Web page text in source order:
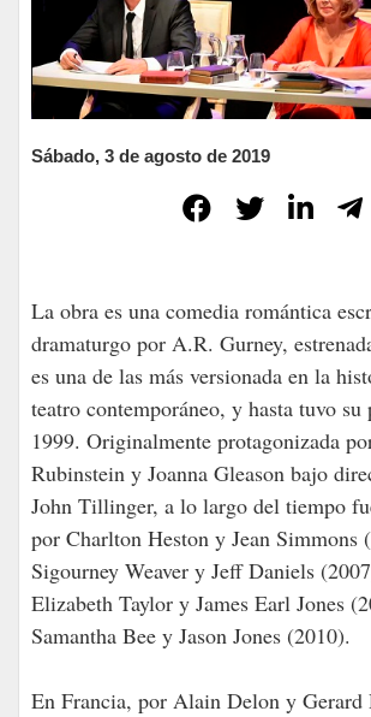
Sábado, 3 de agosto de 2019
La obra es una comedia romántica
dramaturgo por A.R. Gurney,
es una de las más versionada en la
teatro contemporáneo, y hasta tuvo su
1999. Originalmente protagonizada
Rubinstein y Joanna Gleason bajo
John Tillinger, a lo largo del tiempo
por Charlton Heston y Jean Simmons
Sigourney Weaver y Jeff Daniels
Elizabeth Taylor y James Earl Jones
Samantha Bee y Jason Jones (2010).
En Francia, por Alain Delon y Gerard